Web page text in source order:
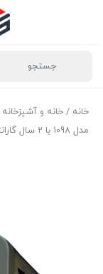
خانه / خانه و آشپزخانه
مدل 1098 با 2 سال گارانتی